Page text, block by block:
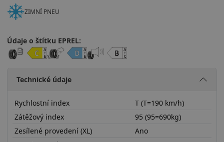
ZIMNÍ PNEU
Údaje o štítku EPREL:
Technické údaje
Rychlostní index
T (T=190 km/h)
Zátěžový index
95 (95=690kg)
Zesílené provedení (XL)
Ano